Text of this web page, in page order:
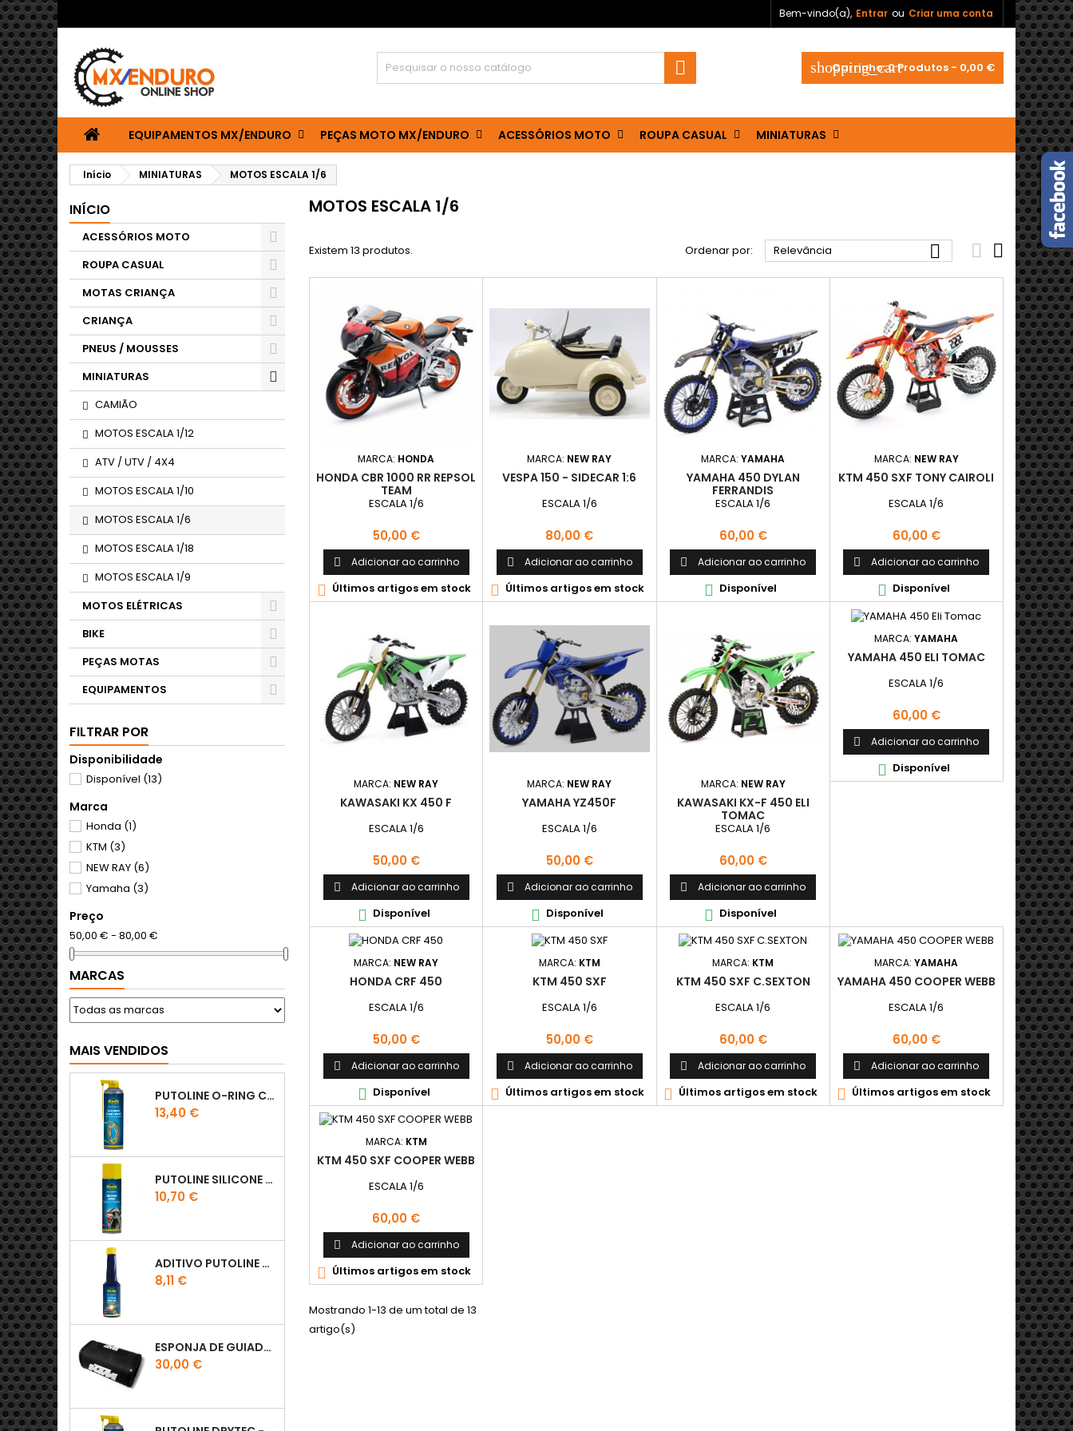
Bem-vindo(a), Entrar ou Criar uma conta
shopping_cart
Carrinho:0Produtos - 0,00 €

EQUIPAMENTOS MX/ENDURO PEÇAS MOTO MX/ENDURO ACESSÓRIOS MOTO ROUPA CASUAL MINIATURAS
Início MINIATURAS MOTOS ESCALA 1/6
INÍCIO
ACESSÓRIOS MOTO
ROUPA CASUAL
MOTAS CRIANÇA
CRIANÇA
PNEUS / MOUSSES
MINIATURAS
CAMIÃO
MOTOS ESCALA 1/12
ATV / UTV / 4X4
MOTOS ESCALA 1/10
MOTOS ESCALA 1/6
MOTOS ESCALA 1/18
MOTOS ESCALA 1/9
MOTOS ELÉTRICAS
BIKE
PEÇAS MOTAS
EQUIPAMENTOS
FILTRAR POR
Disponibilidade
Disponível (13)
Marca
Honda (1)
KTM (3)
NEW RAY (6)
Yamaha (3)
Preço
50,00 € - 80,00 €
MARCAS
MAIS VENDIDOS
PUTOLINE O-RING CHAIN LUBE - SPRAY CORRENTE - 0,5 LT
Preço
13,40 €
PUTOLINE SILICONE SPRAY
Preço
10,70 €
ADITIVO PUTOLINE OCTANE BOOSTER 150ML
Preço
8,11 €
ESPONJA DE GUIADOR KTM
Preço
30,00 €
MOTOS ESCALA 1/6
Existem 13 produtos. Ordenar por: Relevância   
MARCA: HONDA
HONDA CBR 1000 RR REPSOL
TEAM
ESCALA 1/6
Preço
50,00 €
 Adicionar ao carrinho
 Últimos artigos em stock
MARCA: NEW RAY
VESPA 150 - SIDECAR 1:6
ESCALA 1/6
Preço
80,00 €
 Adicionar ao carrinho
 Últimos artigos em stock
MARCA:YAMAHA
YAMAHA 450 DYLAN
FERRANDIS
ESCALA 1/6
Preço
60,00 €
 Adicionar ao carrinho
 Disponível
MARCA: NEW RAY
KTM 450 SXF TONY CAIROLI
ESCALA 1/6
Preço
60,00 €
 Adicionar ao carrinho
 Disponível
MARCA: NEW RAY
KAWASAKI KX 450 F
ESCALA 1/6
Preço
50,00 €
 Adicionar ao carrinho
 Disponível
MARCA: NEW RAY
YAMAHA YZ450F
ESCALA 1/6
Preço
50,00 €
 Adicionar ao carrinho
 Disponível
MARCA: NEW RAY
KAWASAKI KX-F 450 ELI
TOMAC
ESCALA 1/6
Preço
60,00 €
 Adicionar ao carrinho
 Disponível
MARCA:YAMAHA
YAMAHA 450 ELI TOMAC
ESCALA 1/6
Preço
60,00 €
 Adicionar ao carrinho
 Disponível
MARCA: NEW RAY
HONDA CRF 450
ESCALA 1/6
Preço
50,00 €
 Adicionar ao carrinho
 Disponível
MARCA: KTM
KTM 450 SXF
ESCALA 1/6
Preço
50,00 €
 Adicionar ao carrinho
 Últimos artigos em stock
MARCA: KTM
KTM 450 SXF C.SEXTON
ESCALA 1/6
Preço
60,00 €
 Adicionar ao carrinho
 Últimos artigos em stock
MARCA:YAMAHA
YAMAHA 450 COOPER WEBB
ESCALA 1/6
Preço
60,00 €
 Adicionar ao carrinho
 Últimos artigos em stock
MARCA: KTM
KTM 450 SXF COOPER WEBB
ESCALA 1/6
Preço
60,00 €
 Adicionar ao carrinho
 Últimos artigos em stock
Mostrando 1-13 de um total de 13
artigo(s)